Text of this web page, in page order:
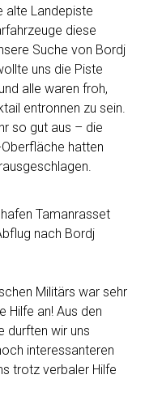
alte Landepiste
diese
Suche von Bordj
uns die Piste
alle waren froh,
entronnen zu sein.
so gut aus – die
hatten
Tamanrasset
nach Bordj
Militärs war sehr
Hilfe an! Aus den
durften wir uns
interessanteren
trotz verbaler Hilfe